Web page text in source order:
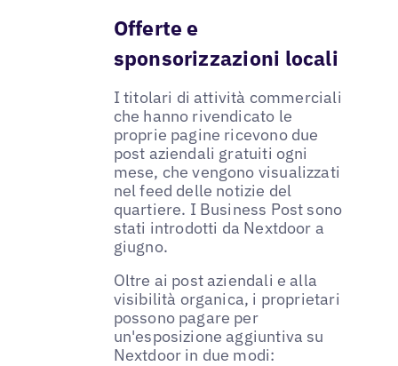
Offerte e
sponsorizzazioni locali
I titolari di attività commerciali
che hanno rivendicato le
proprie pagine ricevono due
post aziendali gratuiti ogni
mese, che vengono visualizzati
nel feed delle notizie del
quartiere. I Business Post sono
stati introdotti da Nextdoor a
giugno.
Oltre ai post aziendali e alla
visibilità organica, i proprietari
possono pagare per
un'esposizione aggiuntiva su
Nextdoor in due modi: